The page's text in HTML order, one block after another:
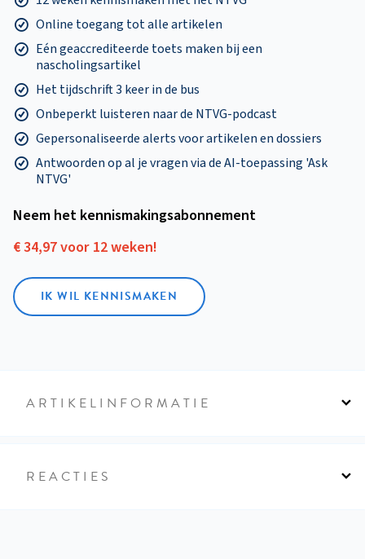
Online toegang tot alle artikelen
Eén geaccrediteerde toets maken bij een
nascholingsartikel
Het tijdschrift 3 keer in de bus
Onbeperkt luisteren naar de NTVG-podcast
Gepersonaliseerde alerts voor artikelen en dossiers
Antwoorden op al je vragen via de AI-toepassing 'Ask
NTVG'
Neem het kennismakings­abonnement
€ 34,97 voor 12 weken!
IK WIL KENNISMAKEN
ARTIKELINFORMATIE
REACTIES